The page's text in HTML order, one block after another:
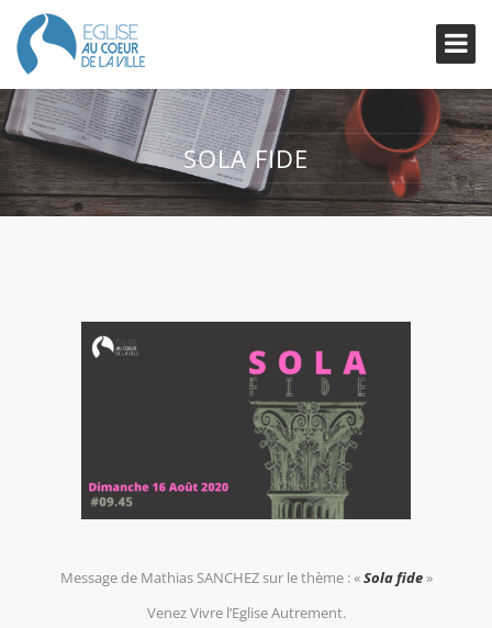
SOLA FIDE
Message de Mathias SANCHEZ sur le thème : «Sola fide»
Venez Vivre l’Eglise Autrement.